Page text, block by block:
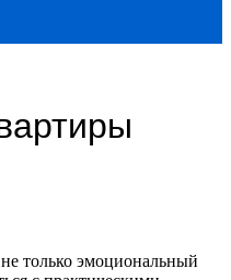
только эмоциональный